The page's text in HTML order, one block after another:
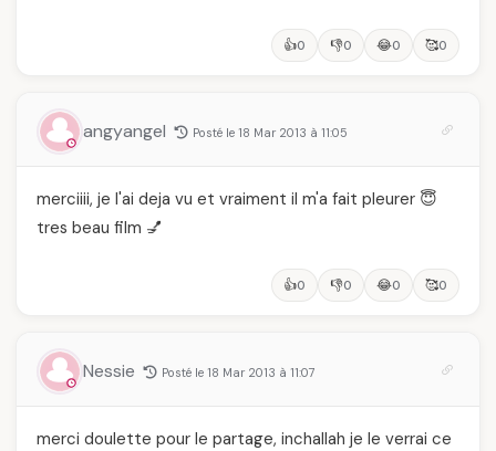
👍0 👎0 😂0 🥰0
angyangel Posté le 18 Mar 2013 à 11:05
merciiii, je l'ai deja vu et vraiment il m'a fait pleurer 😇
tres beau film 💅
👍0 👎0 😂0 🥰0
Nessie Posté le 18 Mar 2013 à 11:07
merci doulette pour le partage, inchallah je le verrai ce